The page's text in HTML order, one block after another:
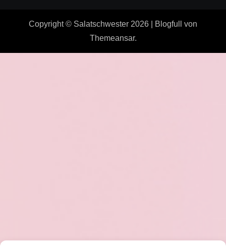
Copyright © Salatschwester 2026 Blogfull
von
Themeansar.